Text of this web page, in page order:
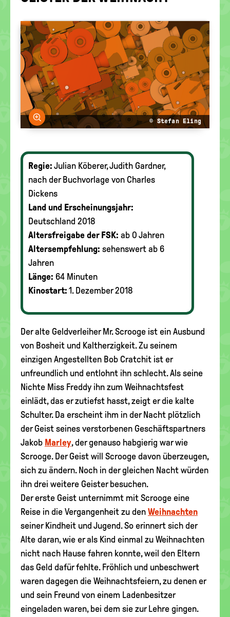
Bild vergrößern
© Stefan Eling
Regie: Julian Köberer, Judith Gardner,
nach der Buchvorlage von Charles
Dickens
Land und Erscheinungsjahr:
Deutschland 2018
Altersfreigabe der FSK: ab 0 Jahren
Altersempfehlung: sehenswert ab 6
Jahren
Länge: 64 Minuten
Kinostart: 1. Dezember 2018
Der alte Geldverleiher Mr. Scrooge ist ein Ausbund
von Bosheit und Kaltherzigkeit. Zu seinem
einzigen Angestellten Bob Cratchit ist er
unfreundlich und entlohnt ihn schlecht. Als seine
Nichte Miss Freddy ihn zum Weihnachtsfest
einlädt, das er zutiefst hasst, zeigt er die kalte
Schulter. Da erscheint ihm in der Nacht plötzlich
der Geist seines verstorbenen Geschäftspartners
Jakob Marley, der genauso habgierig war wie
Scrooge. Der Geist will Scrooge davon überzeugen,
sich zu ändern. Noch in der gleichen Nacht würden
ihn drei weitere Geister besuchen.
Der erste Geist unternimmt mit Scrooge eine
Reise in die Vergangenheit zu den Weihnachten
seiner Kindheit und Jugend. So erinnert sich der
Alte daran, wie er als Kind einmal zu Weihnachten
nicht nach Hause fahren konnte, weil den Eltern
das Geld dafür fehlte. Fröhlich und unbeschwert
waren dagegen die Weihnachtsfeiern, zu denen er
und sein Freund von einem Ladenbesitzer
eingeladen waren, bei dem sie zur Lehre gingen.